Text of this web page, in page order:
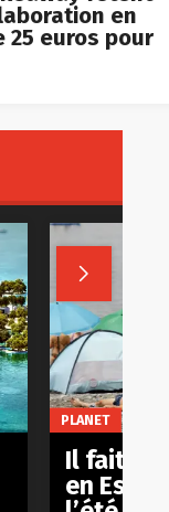
en
euros pour

PLANET
Il fait de
en